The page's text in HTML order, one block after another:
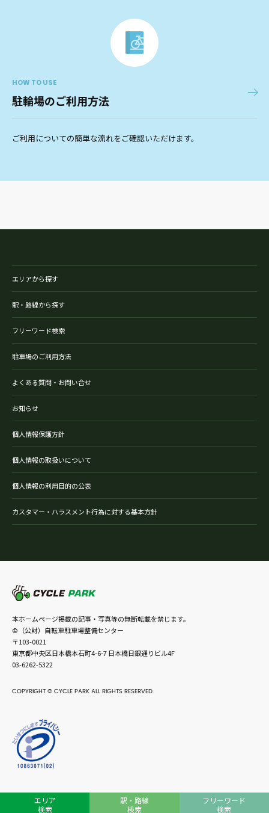
HOW TO USE
駐輪場のご利用方法
ご利用についての簡単な流れをご確認いただけます。
エリアから探す
駅・路線から探す
フリーワード検索
駐車場のご利用方法
よくある質問・お問い合せ
お知らせ
個人情報保護方針
個人情報の取扱いについて
個人情報の利用目的の公表
カスタマー・ハラスメント行為に対する基本方針
本ホームページ掲載の記事・写真等の無断転載を禁じます。
©（公財）自転車駐車場整備センター
〒103-0021
東京都中央区日本橋本石町4-6-7 日本橋日銀通りビル4F
03-6262-5322
COPYRIGHT © CYCLE PARK ALL RIGHTS RESERVED.
エリア
検索
駅・路線
検索
フリーワード
検索